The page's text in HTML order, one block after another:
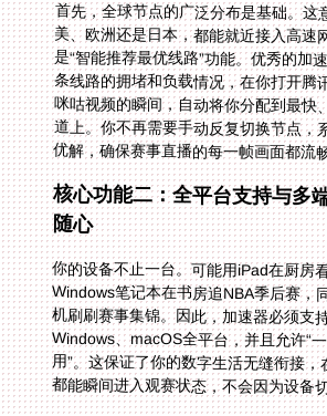
首先，全球节点的广泛分布是基础。这
美、欧洲还是日本，都能就近接入高
是“智能推荐最优线路”功能。优秀的加
条线路的拥堵和负载情况，在你打开腾
咪咕视频的瞬间，自动将你分配到最快
道上。你不再需要手动反复切换节点，
优解，确保赛事直播的每一帧画面都流
核心功能二：全平台支持与多
随心
你的设备不止一台。可能用iPad在厨房
Windows笔记本在书房追NBA季后赛，同时
机刷刷赛事集锦。因此，加速器必须支持
Windows、macOS全平台，并且允许“一人
用”。这保证了你的数字生活无缝衔接，在任
都能瞬间进入观赛状态，不会因为设备